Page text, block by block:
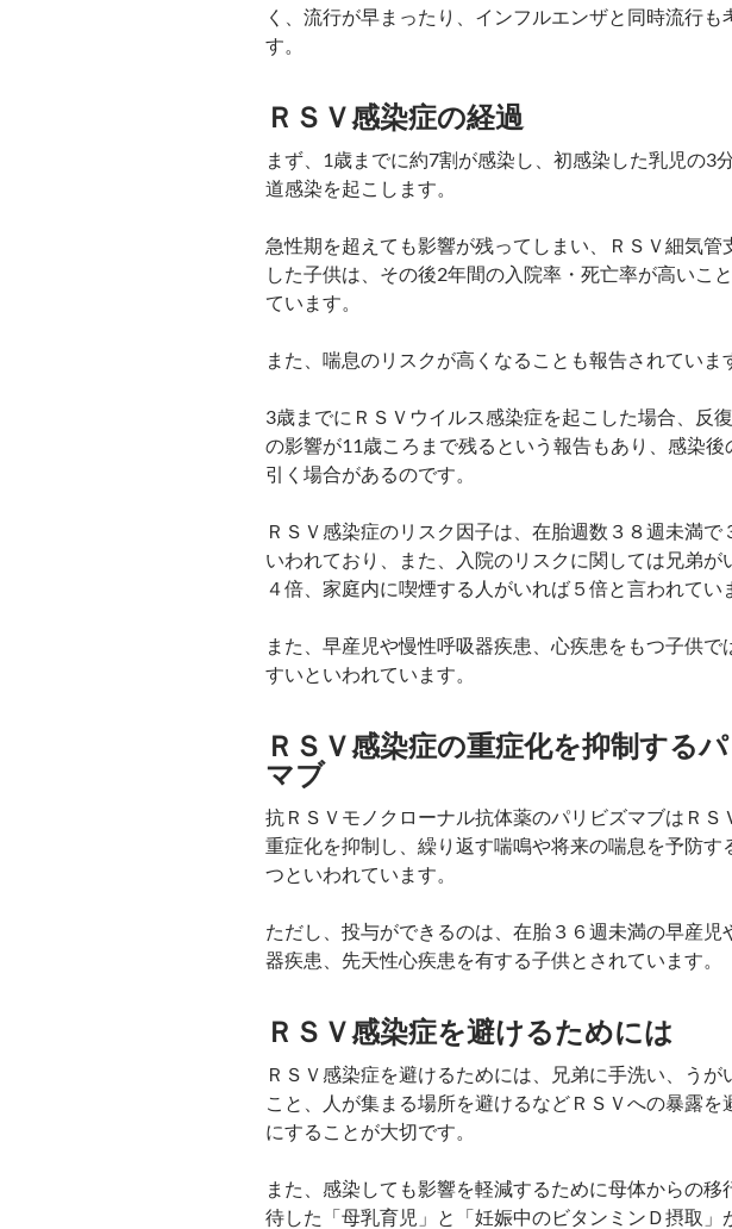
く、流行が早まったり、インフルエンザと同時流行も
す。
ＲＳＶ感染症の経過
まず、1歳までに約7割が感染し、初感染した乳児の3
道感染を起こします。
急性期を超えても影響が残ってしまい、ＲＳＶ細気管
した子供は、その後2年間の入院率・死亡率が高いこ
ています。
また、喘息のリスクが高くなることも報告されていま
3歳までにＲＳＶウイルス感染症を起こした場合、反
の影響が11歳ころまで残るという報告もあり、感染後
引く場合があるのです。
ＲＳＶ感染症のリスク因子は、在胎週数３８週未満で
いわれており、また、入院のリスクに関しては兄弟が
４倍、家庭内に喫煙する人がいれば５倍と言われてい
また、早産児や慢性呼吸器疾患、心疾患をもつ子供で
すいといわれています。
ＲＳＶ感染症の重症化を抑制する
マブ
抗ＲＳＶモノクローナル抗体薬のパリビズマブはＲＳ
重症化を抑制し、繰り返す喘鳴や将来の喘息を予防す
つといわれています。
ただし、投与ができるのは、在胎３６週未満の早産児
器疾患、先天性心疾患を有する子供とされています。
ＲＳＶ感染症を避けるためには
ＲＳＶ感染症を避けるためには、兄弟に手洗い、うが
こと、人が集まる場所を避けるなどＲＳＶへの暴露を
にすることが大切です。
また、感染しても影響を軽減するために母体からの移
待した「母乳育児」と「妊娠中のビタンミンＤ摂取」